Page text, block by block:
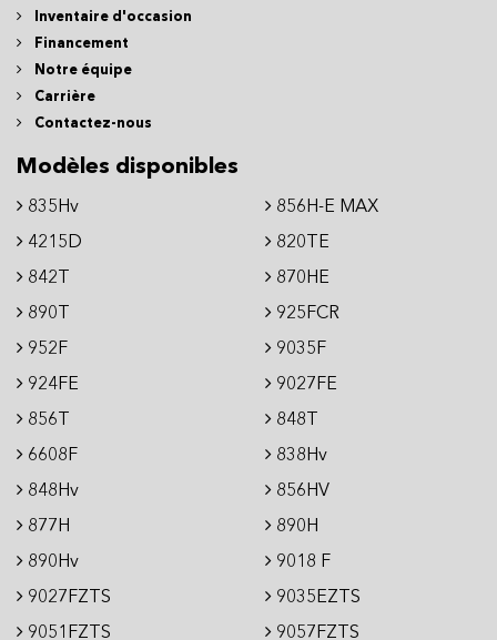
Inventaire d'occasion
Financement
Notre équipe
Carrière
Contactez-nous
Modèles disponibles
835Hv
856H-E MAX
4215D
820TE
842T
870HE
890T
925FCR
952F
9035F
924FE
9027FE
856T
848T
6608F
838Hv
848Hv
856HV
877H
890H
890Hv
9018 F
9027FZTS
9035EZTS
9051FZTS
9057FZTS